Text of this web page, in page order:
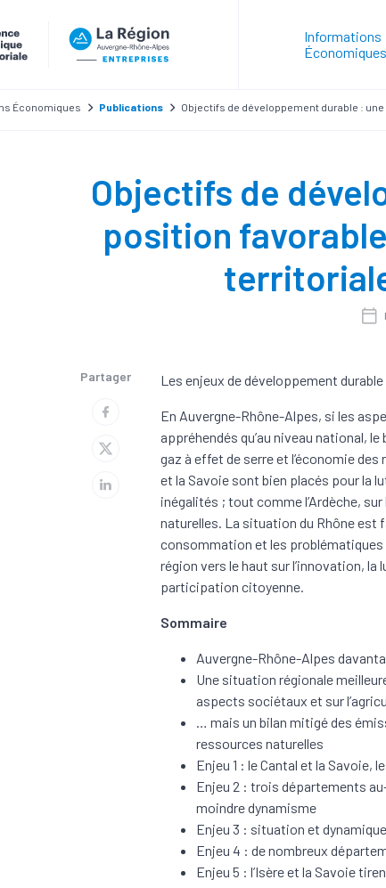
Informations
Économiques
Économiques Publications Objectifs de développement durable :
Objectifs de
position
Partager Les enjeux de développement
En Auvergne-Rhône-Alpes, si les
appréhendés qu’au niveau national,
gaz à effet de serre et l’économie
et la Savoie sont bien placés pour la
inégalités ; tout comme l’Ardèche,
naturelles. La situation du Rhône est
consommation et les problématiques
région vers le haut sur l’innovation,
participation citoyenne.
Sommaire
Auvergne-Rhône-Alpes
Une situation régionale
aspects sociétaux et sur
… mais un bilan mitigé des
ressources naturelles
Enjeu 1 : le Cantal et la Savoie,
Enjeu 2 : trois départements
moindre dynamisme
Enjeu 3 : situation et
Enjeu 4 : de nombreux
Enjeu 5 : l’Isère et la Savoie